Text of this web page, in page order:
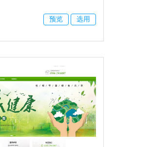
预览 选用